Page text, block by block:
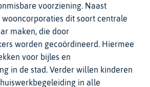
voorziening. Naast
dit soort centrale
maken, die door
worden gecoördineerd. Hiermee
voor bijles en
in de stad. Verder willen kinderen
in alle